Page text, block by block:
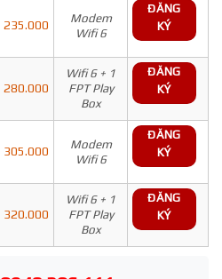
235.000
Modem
Wifi 6
ĐĂNG
KÝ
280.000
Wifi 6 + 1
FPT Play
Box
ĐĂNG
KÝ
305.000
Modem
Wifi 6
ĐĂNG
KÝ
320.000
Wifi 6 + 1
FPT Play
Box
ĐĂNG
KÝ